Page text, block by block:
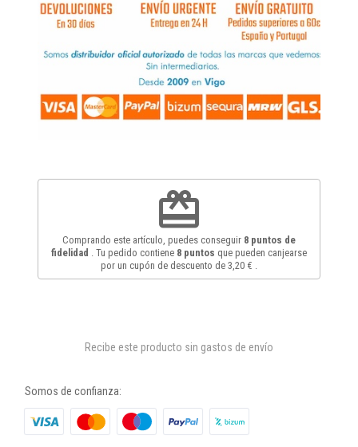
redeem
Comprando este artículo, puedes conseguir 8 puntos de
fidelidad
. Tu pedido contiene 8 puntos que pueden canjearse
por un cupón de descuento de 3,20 €
Recibe este producto sin gastos de envío
Somos de confianza: